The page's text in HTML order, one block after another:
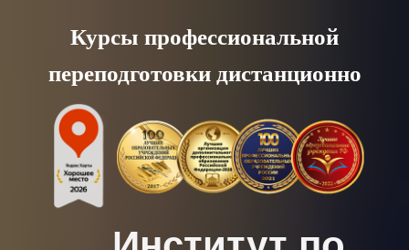
content
Курсы профессиональной
переподготовки дистанционно